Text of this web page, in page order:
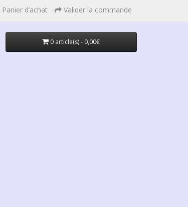
Panier d’achat Valider la commande
0 article(s) - 0,00€